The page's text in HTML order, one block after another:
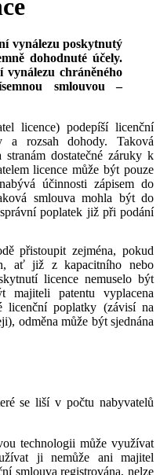
vynálezu poskytnutý
dohodnuté účely.
vynálezu chráněného
smlouvou –
licence) podepíší licenční
a rozsah dohody. Taková
dostatečné záruky k
licence může být pouze
účinnosti zápisem do
smlouva mohla být do
poplatek již při podání
přistoupit zejména, pokud
ať již z kapacitního nebo
licence nemuselo být
majiteli patentu vyplacena
licenční poplatky (závisí na
odměna může být sjednána
se liší v počtu nabyvatelů
technologii může využívat
ji nemůže ani majitel
smlouva registrována, nelze